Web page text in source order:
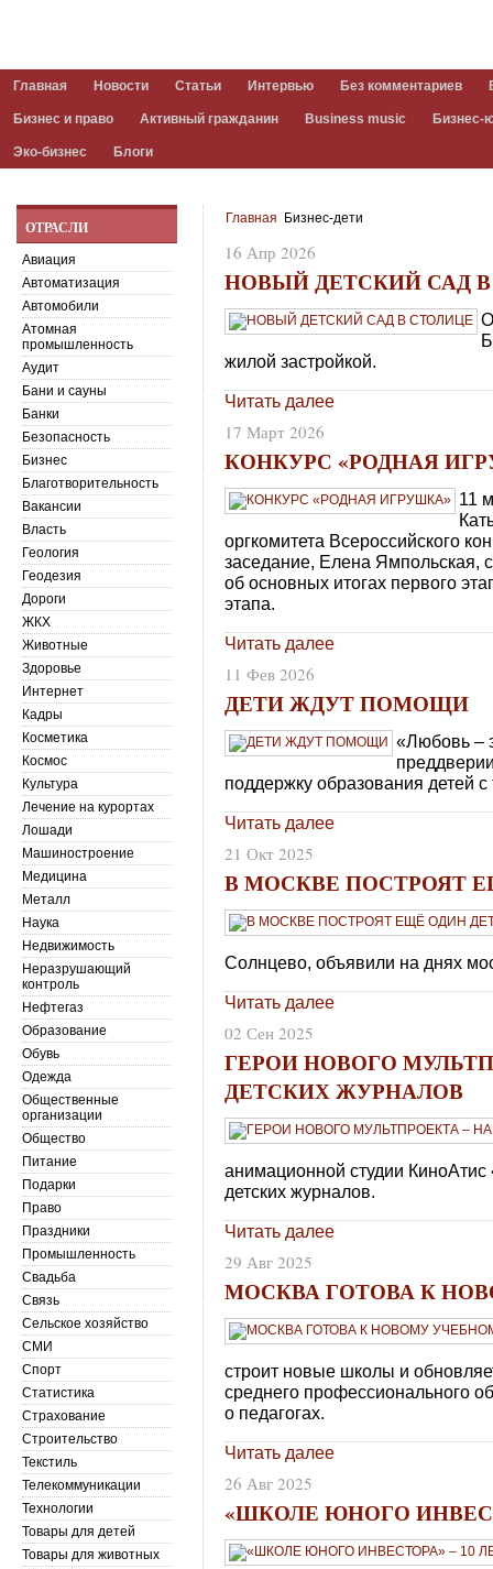
Главная Новости Статьи Интервью Без комментариев
Бизнес и право Активный гражданин Business music Бизнес-
Эко-бизнес Блоги
Главная Бизнес-дети
16 Апр 2026
НОВЫЙ ДЕТСКИЙ САД
жилой застройкой.
Читать далее
17 Март 2026
КОНКУРС «РОДНАЯ
11
оргкомитета Всероссийского
заседание, Елена Ямпольская,
об основных итогах первого
этапа.
Читать далее
11 Фев 2026
ДЕТИ ЖДУТ ПОМОЩИ
«Любовь –
поддержку образования
Читать далее
21 Окт 2025
В МОСКВЕ ПОСТРОЯТ
Солнцево, объявили на днях
Читать далее
02 Сен 2025
ГЕРОИ НОВОГО
ДЕТСКИХ ЖУРНАЛОВ
анимационной студии
детских журналов.
Читать далее
29 Авг 2025
МОСКВА ГОТОВА К
строит новые школы и
среднего профессионального
о педагогах.
Читать далее
26 Авг 2025
«ШКОЛЕ ЮНОГО
ОТРАСЛИ
Авиация
Автоматизация
Автомобили
Атомная
промышленность
Аудит
Бани и сауны
Банки
Безопасность
Бизнес
Благотворительность
Вакансии
Власть
Геология
Геодезия
Дороги
ЖКХ
Животные
Здоровье
Интернет
Кадры
Косметика
Космос
Культура
Лечение на курортах
Лошади
Машиностроение
Медицина
Металл
Наука
Недвижимость
Неразрушающий
контроль
Нефтегаз
Образование
Обувь
Одежда
Общественные
организации
Общество
Питание
Подарки
Право
Праздники
Промышленность
Свадьба
Связь
Сельское хозяйство
СМИ
Спорт
Статистика
Страхование
Строительство
Текстиль
Телекоммуникации
Технологии
Товары для детей
Товары для животных